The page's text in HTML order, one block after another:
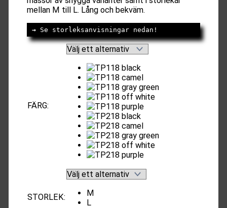
999kr.649kr.
mellan M till L. Lång och bekväm.
→ Se storleksanvisningar nedan!
FÄRG:
STORLEK:
M
L